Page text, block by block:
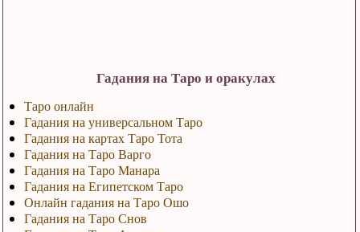
Гадания на Таро и оракулах
Таро онлайн
Гадания на универсальном Таро
Гадания на картах Таро Тота
Гадания на Таро Варго
Гадания на Таро Манара
Гадания на Египетском Таро
Онлайн гадания на Таро Ошо
Гадания на Таро Снов